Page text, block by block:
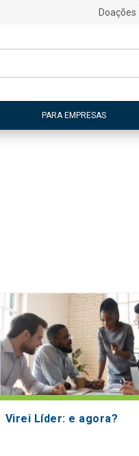
Doações
PARA EMPRESAS
Virei Líder: e agora?